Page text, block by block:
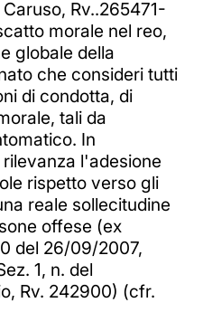
Rv..265471-
morale nel reo,
globale della
che consideri tutti
di condotta, di
tali da
In
l'adesione
rispetto verso gli
reale sollecitudine
offese (ex
del 26/09/2007,
1, n. del
Rv. 242900) (cfr.